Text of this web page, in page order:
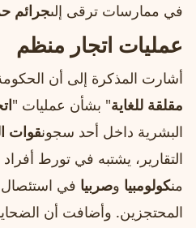
في ممارسات ترقى إلىجرائم
عمليات اتجار منظم
أشارت المذكرة إلى أن
مقلقة للغاية" بشأن عمليات "
البشرية داخل أحد سجونقوات
التقارير، يشتبه في تورط
منكولومبيا وصربيا في
المحتجزين. وأضافت أن